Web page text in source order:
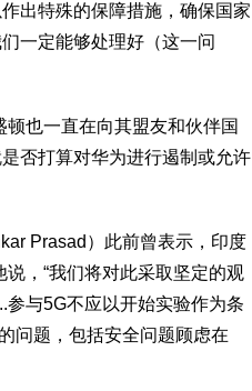
出特殊的保障措施，确保国家
一定能够处理好（这一问
也一直在向其盟友和伙伴国
否打算对华为进行遏制或允许
Prasad）此前曾表示，印度
，“我们将对此采取坚定的观
参与5G不应以开始实验作为条
问题，包括安全问题顾虑在